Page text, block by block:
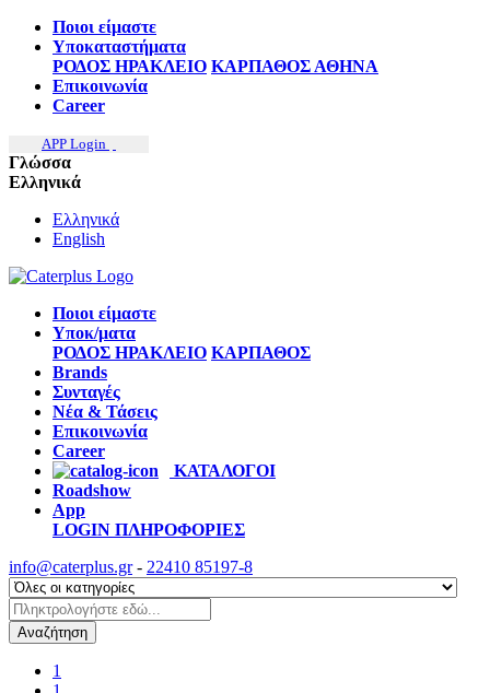
Ποιοι είμαστε
Υποκαταστήματα
ΡΟΔΟΣ ΗΡΑΚΛΕΙΟ ΚΑΡΠΑΘΟΣ ΑΘΗΝΑ
Επικοινωνία
Career
APP Login
Γλώσσα
Ελληνικά
Ελληνικά
English
Ποιοι είμαστε
Υποκ/ματα
ΡΟΔΟΣ ΗΡΑΚΛΕΙΟ ΚΑΡΠΑΘΟΣ
Brands
Συνταγές
Νέα & Τάσεις
Επικοινωνία
Career
ΚΑΤΑΛΟΓΟΙ
Roadshow
App
LOGIN ΠΛΗΡΟΦΟΡΙΕΣ
info@caterplus.gr- 22410 85197-8
Αναζήτηση
1